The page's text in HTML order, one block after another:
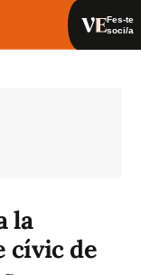
Fes-te
soci/a
la
cívic de